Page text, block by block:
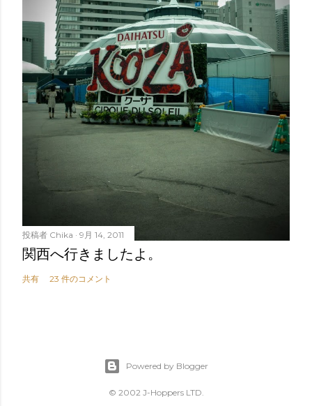
投稿者 Chika 9月 14, 2011
関西へ行きましたよ。
共有 23 件のコメント
Powered by Blogger
© 2002 J-Hoppers LTD.